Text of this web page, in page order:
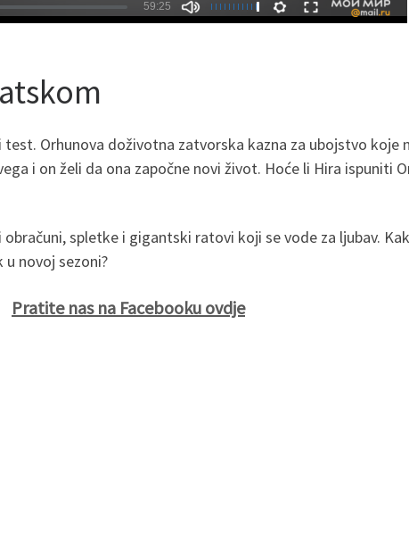
Orhunova doživotna zatvorska kazna za ubojstvo koje
i on želi da ona započne novi život. Hoće li Hira ispuniti
spletke i gigantski ratovi koji se vode za ljubav.
novoj sezoni?
Pratite nas na Facebooku ovdje